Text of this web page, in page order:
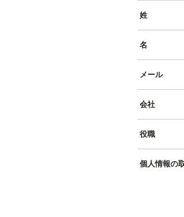
姓
名
メール
会社
役職
個人情報の